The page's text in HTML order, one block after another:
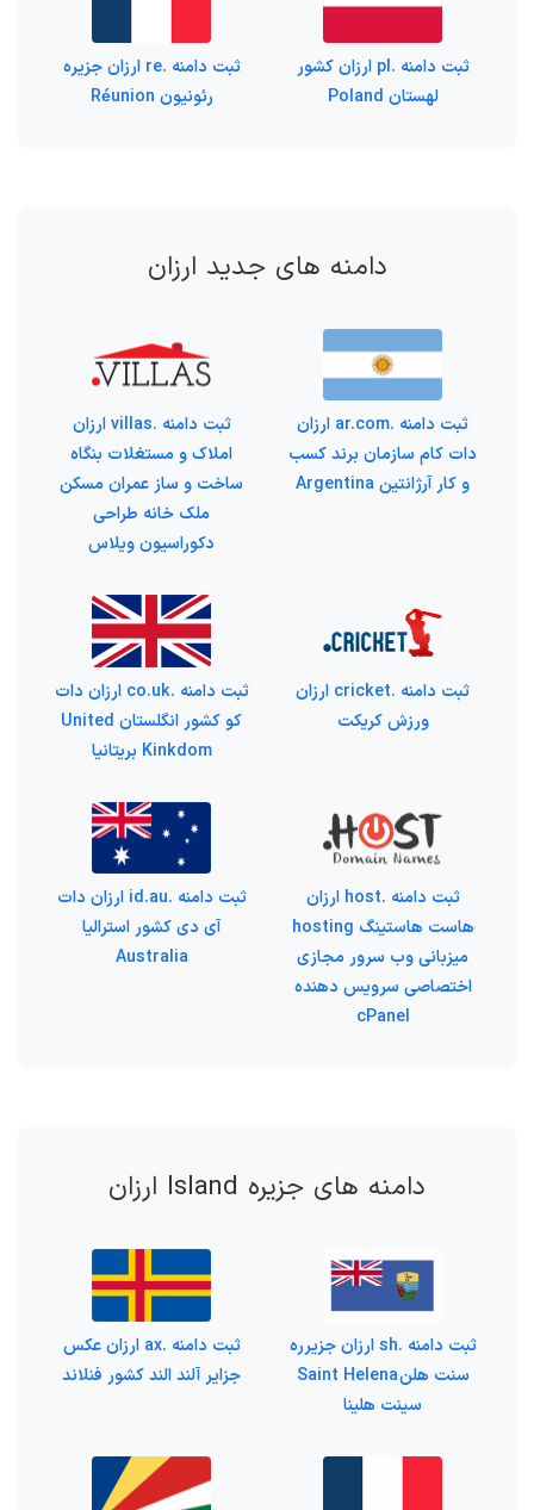
ثبت دامنه .pl ارزان کشور
لهستان Poland
ثبت دامنه .re ارزان جزیره‌
رئونیون Réunion
دامنه های جدید ارزان
ثبت دامنه .ar.com ارزان
دات کام سازمان برند کسب
و کار آرژانتین Argentina
ثبت دامنه .villas ارزان
املاک و مستغلات بنگاه
ساخت و ساز عمران مسکن
ملک خانه طراحی
دکوراسیون ویلاس
ثبت دامنه .cricket ارزان
ورزش کریکت
ثبت دامنه .co.uk ارزان دات
کو کشور انگلستان United
Kinkdom بریتانیا
ثبت دامنه .host ارزان
هاست هاستینگ hosting
میزبانی وب سرور مجازی
اختصاصی سرویس دهنده
cPanel
ثبت دامنه .id.au ارزان دات
آی دی کشور استرالیا
Australia
دامنه های جزیره Island ارزان
ثبت دامنه .sh ارزان جزیرره
سنت هلن Saint Helena
سینت هلینا
ثبت دامنه .ax ارزان عکس
جزایر آلند الند کشور فنلاند